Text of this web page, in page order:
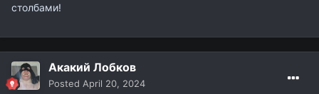
столбами!
Акакий Лобков
Posted April 20, 2024